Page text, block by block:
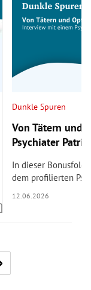
Dunkle Spuren
Von Tätern und
Psychiater
In dieser
dem profilierten
12.06.2026